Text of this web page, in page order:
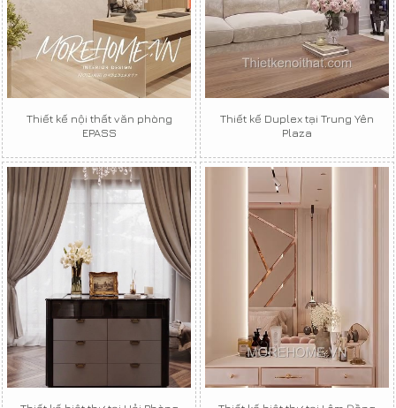
Thiết kế nội thất văn phòng
EPASS
Thiết kế Duplex tại Trung Yên
Plaza